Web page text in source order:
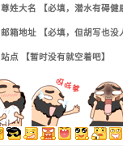
尊姓大名 【必填，潜水有碍健
邮箱地址 【必填，但胡写也没
站点 【暂时没有就空着吧】